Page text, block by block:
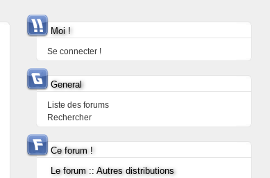
Moi !
Se connecter !
General
Liste des forums
Rechercher
Ce forum !
Le forum :: Autres distributions